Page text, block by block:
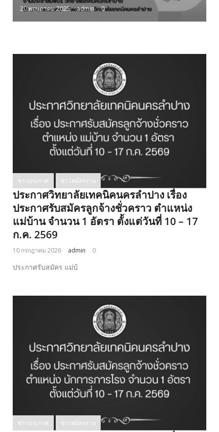
20 พฤษภาคม 2025 admin 0
ข่าวประกาศ ข่าวสมัครงาน
ประกาศวิทยาลัยเทคนิคนครลำปาง เรื่อง
ประกาศรับสมัครลูกจ้างชั่วคราว ตำแหน่ง
แม่บ้าน จำนวน 1 อัตรา ตั้งแต่วันที่ 10 – 17
ก.ค. 2569
10 กรกฎาคม 2026 admin 0
ประกาศรับสมัคร แม่บ้
ข่าวประกาศ ข่าวสมัครงาน